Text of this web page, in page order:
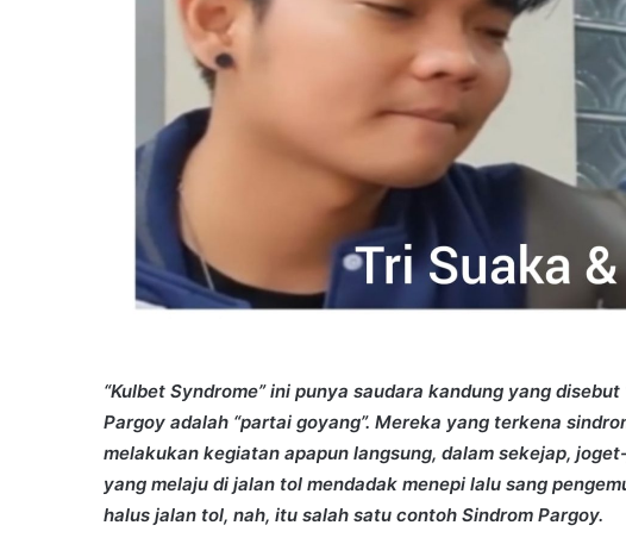
“Kulbet Syndrome” ini punya saudara kandung yang
Pargoy adalah “partai goyang”. Mereka yang terkena
melakukan kegiatan apapun langsung, dalam sekejap,
yang melaju di jalan tol mendadak menepi lalu sang
halus jalan tol, nah, itu salah satu contoh Sindrom Pargoy.